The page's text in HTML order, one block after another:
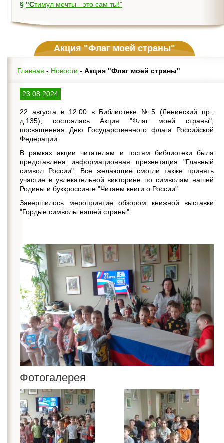
§
"Стимул мечты - это сам ты!"
Акция "Флаг моей страны"
Главная - Новости - Акция "Флаг моей страны"
23.08.2024
22 августа в 12.00 в Библиотеке №5 (Ленинский пр.,
д.135), состоялась Акция "Флаг моей страны",
посвященная Дню Государственного флага Российской
Федерации.
В рамках акции читателям и гостям библиотеки была
представлена информационная презентация "Главный
символ России". Все желающие смогли также принять
участие в увлекательной викторине по символам нашей
Родины и буккроссинге "Читаем книги о России".
Завершилось мероприятие обзором книжной выставки
"Гордые символы нашей страны".
Фотогалерея